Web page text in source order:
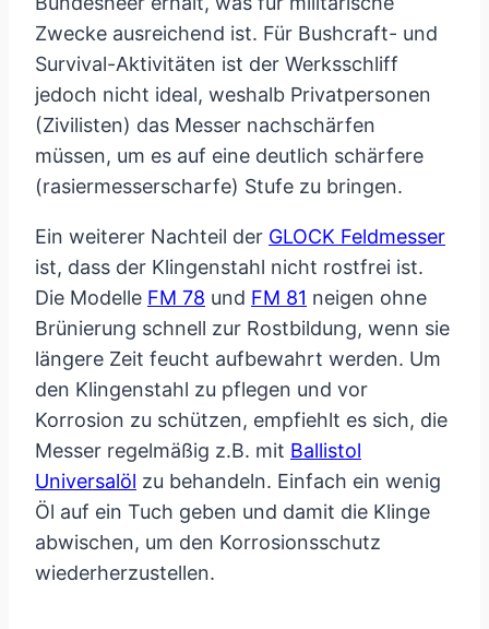
Zwecke ausreichend ist. Für Bushcraft- und
Survival-Aktivitäten ist der Werksschliff
jedoch nicht ideal, weshalb Privatpersonen
(Zivilisten) das Messer nachschärfen
müssen, um es auf eine deutlich schärfere
(rasiermesserscharfe) Stufe zu bringen.
Ein weiterer Nachteil der GLOCK Feldmesser
ist, dass der Klingenstahl nicht rostfrei ist.
Die Modelle FM 78 und FM 81 neigen ohne
Brünierung schnell zur Rostbildung, wenn sie
längere Zeit feucht aufbewahrt werden. Um
den Klingenstahl zu pflegen und vor
Korrosion zu schützen, empfiehlt es sich, die
Messer regelmäßig z.B. mit Ballistol
Universalöl zu behandeln. Einfach ein wenig
Öl auf ein Tuch geben und damit die Klinge
abwischen, um den Korrosionsschutz
wiederherzustellen.